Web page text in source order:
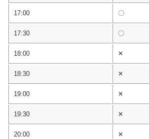
17:00 〇
17:30 〇
18:00 ✕
18:30 ✕
19:00 ✕
19:30 ✕
20:00 ✕